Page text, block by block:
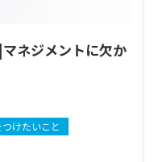
ネジメントに欠か
けたいこと